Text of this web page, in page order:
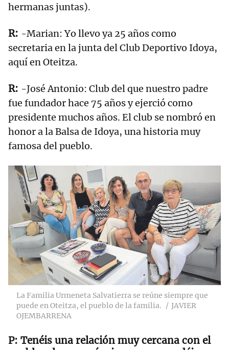
hermanas juntas).
-Marian: Yo llevo ya 25 años como
secretaria en la junta del Club Deportivo Idoya,
aquí en Oteitza.
-José Antonio: Club del que nuestro padre
fue fundador hace 75 años y ejerció como
presidente muchos años. El club se nombró en
honor a la Balsa de Idoya, una historia muy
famosa del pueblo.
La Familia Urmeneta Salvatierra se reúne siempre que
puede en Oteitza, el pueblo de la familia.
JAVIER
OJEMBARRENA
Tenéis una relación muy cercana con el